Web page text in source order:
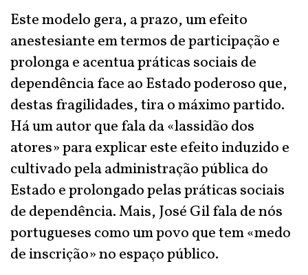
Este modelo gera, a prazo, um efeito
anestesiante em termos de participação e
prolonga e acentua práticas sociais de
dependência face ao Estado poderoso que,
destas fragilidades, tira o máximo partido.
Há um autor que fala da «lassidão dos
atores» para explicar este efeito induzido e
cultivado pela administração pública do
Estado e prolongado pelas práticas sociais
de dependência. Mais, José Gil fala de nós
portugueses como um povo que tem «medo
de inscrição» no espaço público.